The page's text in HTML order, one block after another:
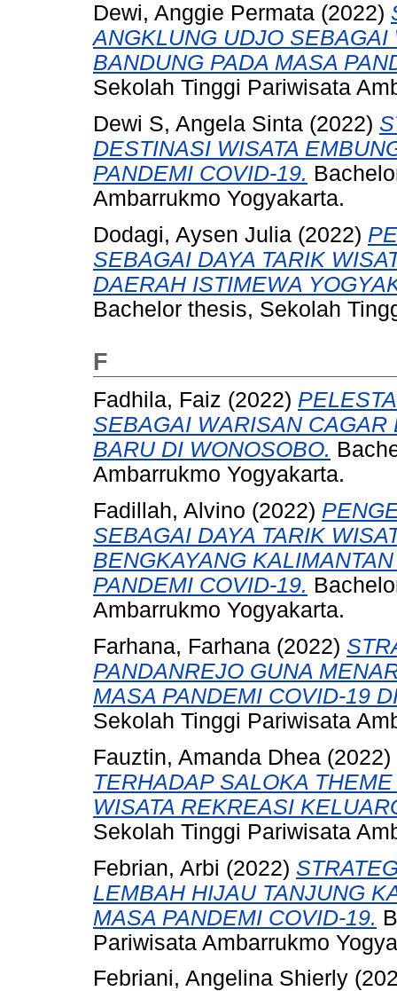
Dewi, Anggie Permata (2022)
ANGKLUNG UDJO SEBAGAI
BANDUNG PADA MASA
Sekolah Tinggi Pariwisata
Dewi S, Angela Sinta (2022)
DESTINASI WISATA
PANDEMI COVID-19.
Ambarrukmo Yogyakarta.
Dodagi, Aysen Julia (2022)
SEBAGAI DAYA TARIK
DAERAH ISTIMEWA
Bachelor thesis, Sekolah
F
Fadhila, Faiz (2022)
SEBAGAI WARISAN CAGAR
BARU DI WONOSOBO.
Ambarrukmo Yogyakarta.
Fadillah, Alvino (2022)
SEBAGAI DAYA TARIK
BENGKAYANG
PANDEMI COVID-19.
Ambarrukmo Yogyakarta.
Farhana, Farhana (2022)
PANDANREJO GUNA
MASA PANDEMI COVID-19
Sekolah Tinggi Pariwisata
Fauztin, Amanda Dhea (2022)
TERHADAP SALOKA
WISATA REKREASI
Sekolah Tinggi Pariwisata
Febrian, Arbi (2022)
LEMBAH HIJAU TANJUNG
MASA PANDEMI COVID-19.
Pariwisata Ambarrukmo
Febriani, Angelina Shierly